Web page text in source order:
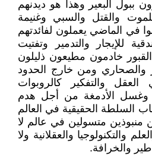
ببول البعير وهذا هو ديدنهم
والقتل والسبي وغنيمة
في الماضي يعملون لفائدتهم
للإيجار والتدمير وتفتيت
خادمون مطيعون ذليلون
والصحاري ومن خارج الحدود
والتفكير كالروبوات
وغسل الأدمغة من أجل هدم
السلطة الحقيقية في العالم
منبوذين متسولين في عالم لا
والتكنولوجيا والعقلانية ولا
والخرافة.